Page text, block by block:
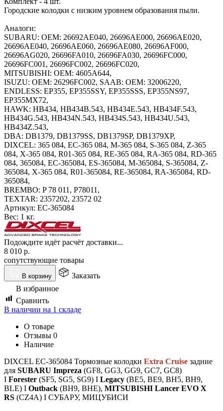
Городские колодки с низким уровнем образования пыли.
Аналоги:
SUBARU: OEM: 26692AE040, 26696AE000, 26696AE020,
26696AE040, 26696AE060, 26696AE080, 26696AF000,
26696AG020, 26696FA010, 26696FA030, 26696FC000,
26696FC001, 26696FC002, 26696FC020,
MITSUBISHI: OEM: 4605A644,
ISUZU: OEM: 26296FC002, SAAB: OEM: 32006220,
ENDLESS: EP355, EP355SSY, EP355SSS, EP355NS97,
EP355MX72,
HAWK: HB434, HB434B.543, HB434E.543, HB434F.543,
HB434G.543, HB434N.543, HB434S.543, HB434U.543,
HB434Z.543,
DBA: DB1379, DB1379SS, DB1379SP, DB1379XP,
DIXCEL: 365 084, EC-365 084, M-365 084, S-365 084, Z-365
084, X-365 084, R01-365 084, RE-365 084, RA-365 084, RD-365
084, 365084, EC-365084, ES-365084, M-365084, S-365084, Z-
365084, X-365 084, R01-365084, RE-365084, RA-365084, RD-
365084,
BREMBO: P 78 011, P78011,
TEXTAR: 2357202, 23572 02
Артикул: EC-365084
Вес: 1 кг.
Подождите идёт расчёт доставки...
8 010 р.
сопутствующие товары
В корзину
Заказать
В избранное
Сравнить
В наличии на 1 складе
О товаре
Отзывы 0
Наличие
DIXCEL EC-365084 Тормозные колодки Extra Cruise задние
для SUBARU Impreza (GF8, GG3, GG9, GC7, GC8)
I Forester (SF5, SG5, SG9) I Legacy (BE5, BE9, BH5, BH9,
BLE) I Outback (BH9, BHE), MITSUBISHI Lancer EVO X
RS (CZ4A) I СУБАРУ, МИЦУБИСИ